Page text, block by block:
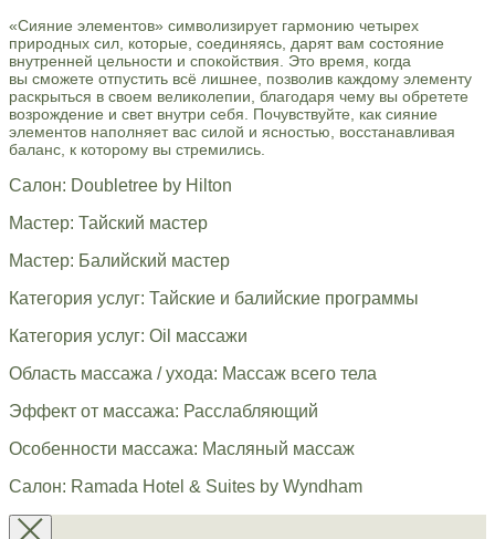
«Сияние элементов» символизирует гармонию четырех
природных сил, которые, соединяясь, дарят вам состояние
внутренней цельности и спокойствия. Это время, когда
вы сможете отпустить всё лишнее, позволив каждому элементу
раскрыться в своем великолепии, благодаря чему вы обретете
возрождение и свет внутри себя. Почувствуйте, как сияние
элементов наполняет вас силой и ясностью, восстанавливая
баланс, к которому вы стремились.
Салон: Doubletree by Hilton
Мастер: Тайский мастер
Мастер: Балийский мастер
Категория услуг: Тайские и балийские программы
Категория услуг: Oil массажи
Область массажа / ухода: Массаж всего тела
Эффект от массажа: Расслабляющий
Особенности массажа: Масляный массаж
Салон: Ramada Hotel & Suites by Wyndham